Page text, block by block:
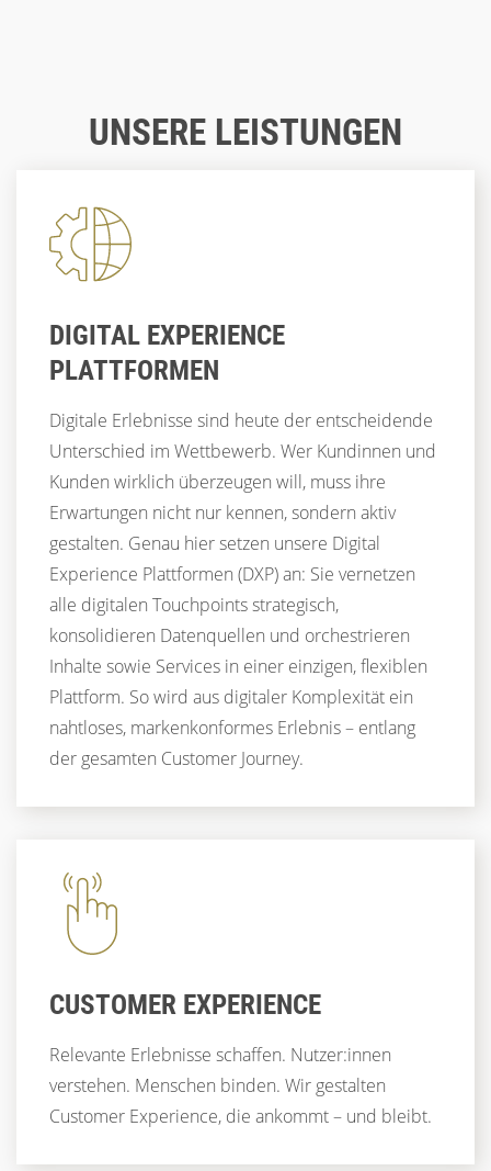
CORPORATE WEBSITES
UND CX DEN UNTERSCHIED MACHT
WAS MACHT EINE LANDINGPAGE
STRATEGIE
UNSERE LEISTUNGEN
DIGITAL EXPERIENCE
PLATTFORMEN
Digitale Erlebnisse sind heute der entscheidende
Unterschied im Wettbewerb. Wer Kundinnen und
Kunden wirklich überzeugen will, muss ihre
Erwartungen nicht nur kennen, sondern aktiv
gestalten. Genau hier setzen unsere Digital
Experience Plattformen (DXP) an: Sie vernetzen
alle digitalen Touchpoints strategisch,
konsolidieren Datenquellen und orchestrieren
Inhalte sowie Services in einer einzigen, flexiblen
Plattform. So wird aus digitaler Komplexität ein
nahtloses, markenkonformes Erlebnis – entlang
der gesamten Customer Journey.
CUSTOMER EXPERIENCE
Relevante Erlebnisse schaffen. Nutzer:innen
verstehen. Menschen binden. Wir gestalten
Customer Experience, die ankommt – und bleibt.